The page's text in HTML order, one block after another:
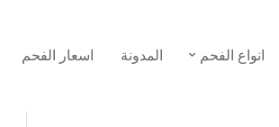
انواع الفحم المدونة اسعار الفحم